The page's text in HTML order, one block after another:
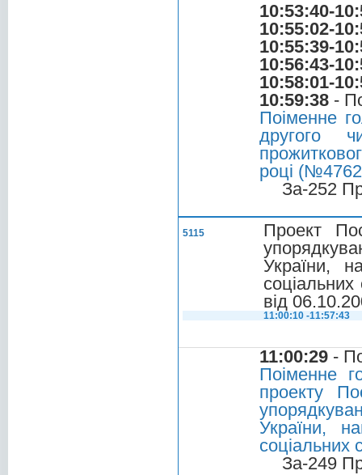
10:53:40-
10:55:02-
10:55:39-
10:56:43-
10:58:01-
10:59:38 -
Поіменне
другого
році
За-252
5115
Проект
України,
від
11:00:10 -11:57:43
11:00:29 -
Поіменне
проекту
України,
соціальних
За-249